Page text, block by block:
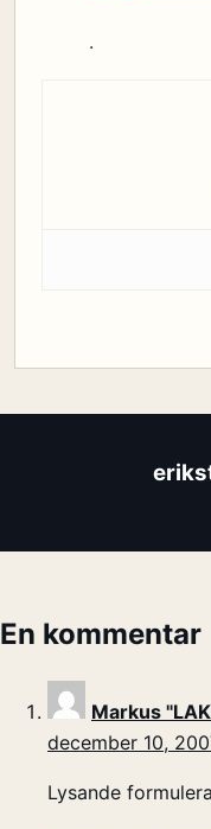
.
En kommentar
Markus
december 10,
Lysande